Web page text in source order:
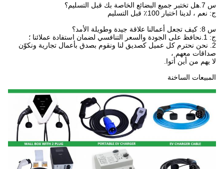
س 7.هل تختبر جميع البضائع الخاصة بك قبل التسليم؟
ج: نعم ، لدينا اختبار 100٪ قبل التسليم
س 8: كيف تجعل أعمالنا علاقة جيدة وطويلة الأمد؟
ج: 1.نحافظ على الجودة والسعر التنافسي لضمان استفادة عملائنا ؛
2. نحن نحترم كل عميل كصديق لنا ونقوم بصدق بأعمال تجارية ونكوّن
صداقات معهم ،
لا يهم من أين أتوا.
المبيعات الساخنة